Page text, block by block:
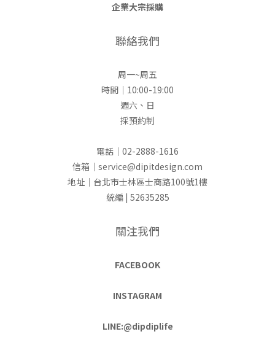
企業大宗採購
聯絡我們
周一~周五
時間｜10:00-19:00
週六、日
採預約制
電話｜02-2888-1616
信箱｜service@dipitdesign.com
地址｜台北市士林區士商路100號1樓
統編 | 52635285
關注我們
FACEBOOK
INSTAGRAM
LINE:@dipdiplife